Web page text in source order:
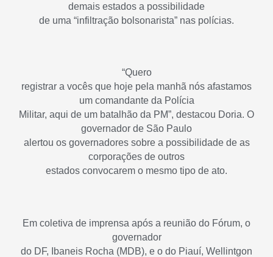
demais estados a possibilidade
de uma “infiltração bolsonarista” nas polícias.
“Quero
registrar a vocês que hoje pela manhã nós afastamos
um comandante da Polícia
Militar, aqui de um batalhão da PM”, destacou Doria. O
governador de São Paulo
alertou os governadores sobre a possibilidade de as
corporações de outros
estados convocarem o mesmo tipo de ato.
Em coletiva de imprensa após a reunião do Fórum, o
governador
do DF, Ibaneis Rocha (MDB), e o do Piauí, Wellintgon